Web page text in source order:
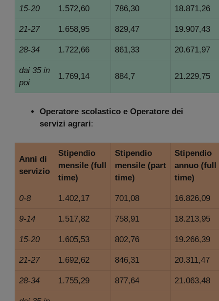
15-20 1.572,60 786,30 18.871,26
21-27 1.658,95 829,47 19.907,43
28-34 1.722,66 861,33 20.671,97
dai 35 in
poi
1.769,14 884,7 21.229,75
Operatore scolastico e Operatore dei
servizi agrari:
Anni di
servizio
Stipendio
mensile (full
time)
Stipendio
mensile (part
time)
Stipendio
annuo (full
time)
0-8 1.402,17 701,08 16.826,09
9-14 1.517,82 758,91 18.213,95
15-20 1.605,53 802,76 19.266,39
21-27 1.692,62 846,31 20.311,47
28-34 1.755,29 877,64 21.063,48